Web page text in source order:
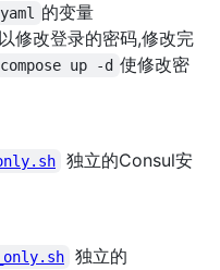
的变量
修改登录的密码,修改完
up -d 使修改密
独立的Consul安
独立的